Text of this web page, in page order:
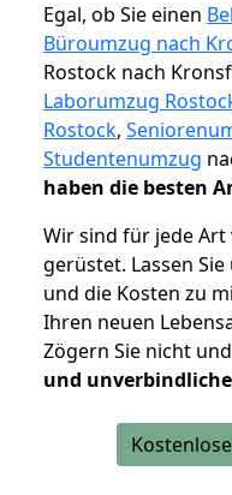
Egal, ob Sie einen
Büroumzug nach
Rostock nach
Laborumzug
Rostock,
Studentenumzug
haben die besten
Wir sind für jede
gerüstet. Lassen
und die Kosten zu
Ihren neuen
Zögern Sie nicht
und